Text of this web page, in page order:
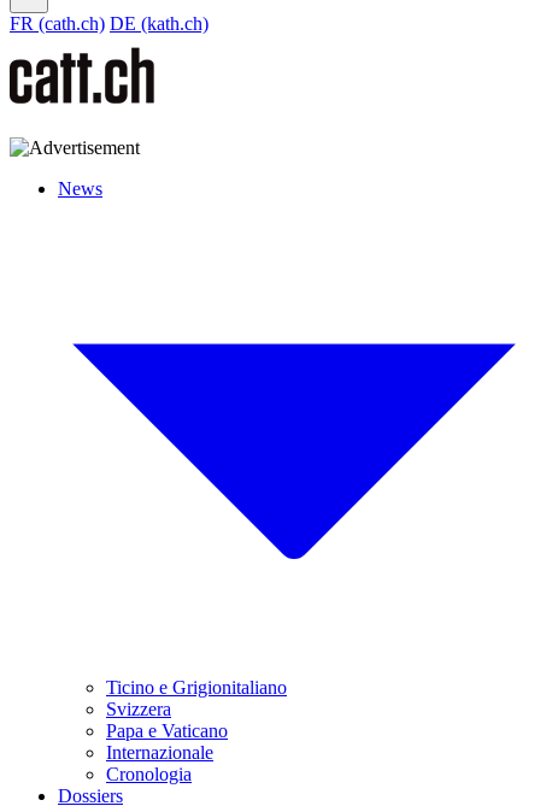
FR (cath.ch) DE (kath.ch)
News
Ticino e Grigionitaliano
Svizzera
Papa e Vaticano
Internazionale
Cronologia
Dossiers